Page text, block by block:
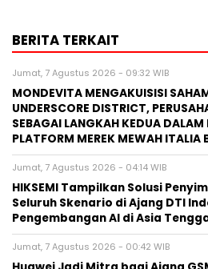
BERITA TERKAIT
Jumat, 7 Agustus 2026 - 09:32 WIB
MONDEVITA MENGAKUISISI
UNDERSCORE DISTRICT,
SEBAGAI LANGKAH KEDUA
PLATFORM MEREK MEWAH ITALIA
Jumat, 7 Agustus 2026 - 04:14 WIB
HIKSEMI Tampilkan Solusi
Seluruh Skenario di Ajang DTI
Pengembangan AI di Asia
Jumat, 7 Agustus 2026 - 00:42 WIB